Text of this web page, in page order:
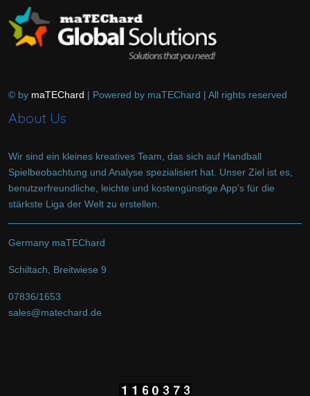
© by maTEChard | Powered by maTEChard | All rights reserved
About Us
Wir sind ein kleines kreatives Team, das sich auf Handball
Spielbeobachtung und Analyse spezialisiert hat. Unser Ziel ist es,
benutzerfreundliche, leichte und kostengünstige App's für die
stärkste Liga der Welt zu erstellen.
Germany maTEChard
Schiltach, Breitwiese 9
07836/1653
sales@matechard.de